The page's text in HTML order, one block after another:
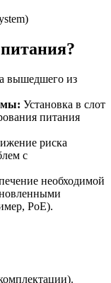
вышедшего из
Установка в слот
питания
риска
с
необходимой
PoE).